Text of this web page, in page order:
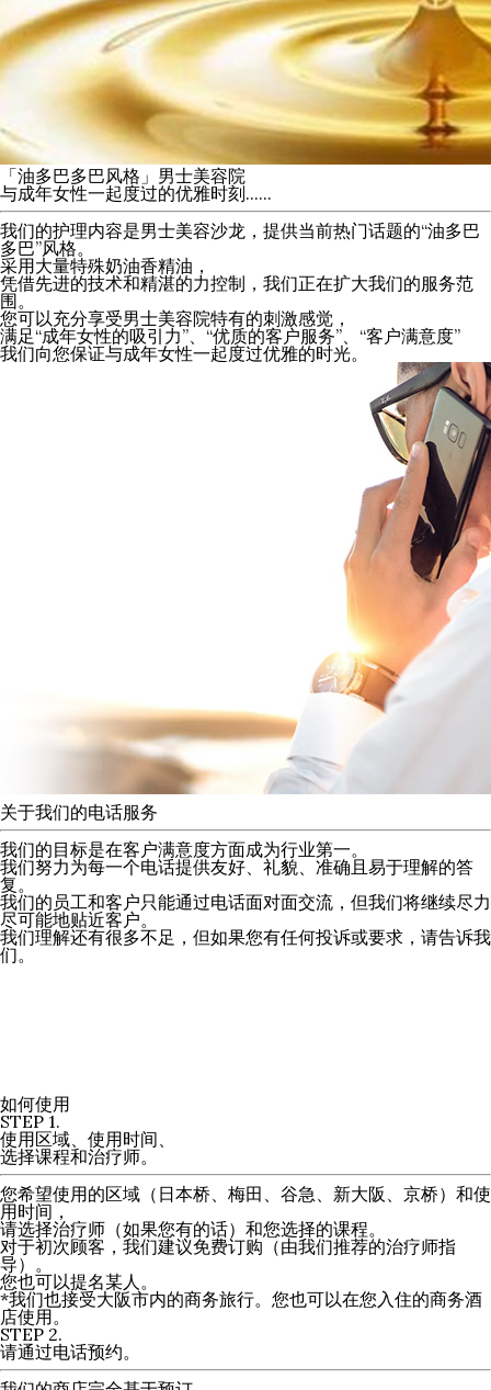
「油多巴多巴风格」男士美容院
与成年女性一起度过的优雅时刻......
我们的护理内容是男士美容沙龙，提供当前热门话题的“油多巴
多巴”风格。
采用大量特殊奶油香精油，
凭借先进的技术和精湛的力控制，我们正在扩大我们的服务范
围。
您可以充分享受男士美容院特有的刺激感觉，
满足“成年女性的吸引力”、“优质的客户服务”、“客户满意度”
我们向您保证与成年女性一起度过优雅的时光。
关于我们的电话服务
我们的目标是在客户满意度方面成为行业第一。
我们努力为每一个电话提供友好、礼貌、准确且易于理解的答
复。
我们的员工和客户只能通过电话面对面交流，但我们将继续尽力
尽可能地贴近客户。
我们理解还有很多不足，但如果您有任何投诉或要求，请告诉我
们。
如何使用
STEP 1.
使用区域、使用时间、
选择课程和治疗师。
您希望使用的区域（日本桥、梅田、谷急、新大阪、京桥）和使
用时间，
请选择治疗师（如果您有的话）和您选择的课程。
对于初次顾客，我们建议免费订购（由我们推荐的治疗师指
导）。
您也可以提名某人。
*我们也接受大阪市内的商务旅行。您也可以在您入住的商务酒
店使用。
STEP 2.
请通过电话预约。